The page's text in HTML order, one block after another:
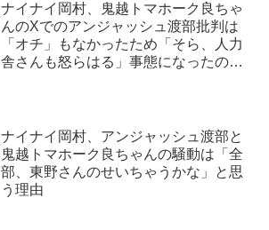
ナイナイ岡村、鬼越トマホーク良ちゃ
んのXでのアンジャッシュ渡部批判は
「オチ」もなかったため「そら、人力
舎さんも怒らはる」事態になったので
ナイナイ岡村、アンジャッシュ渡部と
鬼越トマホーク良ちゃんの騒動は「全
部、東野さんのせいちゃうかな」と思
う理由